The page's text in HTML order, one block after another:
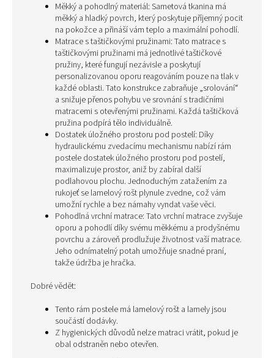
Měkký a pohodlný materiál: Sametová tkanina má
měkký a hladký povrch, který poskytuje příjemný pocit
na pokožce a přináší vám teplo a maximální pohodlí.
Matrace s taštičkovými pružinami: Tato matrace s
taštičkovými pružinami má jednotlivé taštičkové
pružiny, které fungují nezávisle a poskytují
personalizovanou oporu reagováním pouze na tlak v
každé oblasti. Tato konstrukce zabraňuje „srolování“
a snižuje přenos pohybu ve srovnání s tradičními
matracemi s otevřenými pružinami. Každá taštičková
pružina podpírá tělo individuálně.
Dostatek úložného prostoru pod postelí: Díky
hydraulickému zvedacímu mechanismu nabízí rám
postele dostatek úložného prostoru pod postelí,
maximalizuje prostor, aniž by zabíral další
podlahovou plochu. Jednoduchým zatažením za
rukojeť se lamelový rošt plynule zvedne, což vám
umožní rychle a bez námahy vyndat vaše věci.
Pohodlná vrchní matrace: Tato vrchní matrace zvyšuje
oporu a pohodlí díky svému měkkému a prodyšnému
povrchu a zároveň prodlužuje životnost vaší matrace.
Jeho odnímatelný potah umožňuje snadné praní,
takže údržba je hračka.
Dobré vědět:
Tento rám postele má lamelový rošt a lamely jsou
součástí dodávky.
Z hygienických důvodů nelze matraci vrátit, pokud je
obal odstraněn nebo otevřen.